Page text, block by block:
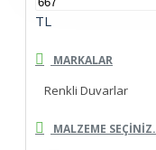
TL
MARKALAR
Renkli Duvarlar
MALZEME SEÇINIZ.